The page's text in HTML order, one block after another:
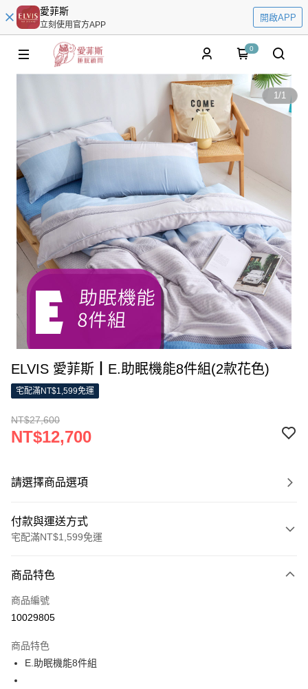
愛菲斯
立刻使用官方APP
開啟APP
0
1/1
ELVIS 愛菲斯┃E.助眠機能8件組(2款花色)
宅配滿NT$1,599免運
NT$27,600
NT$12,700
請選擇商品選項
付款與運送方式
宅配滿NT$1,599免運
信用卡一次付款
LINE Pay
街口支付
全盈+PAY
商品特色
商品編號
10029805
商品特色
E.助眠機能8件組